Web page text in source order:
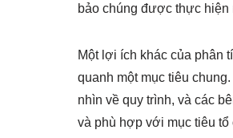
bảo chúng được thực hiện
Một lợi ích khác của phân
quanh một mục tiêu
nhìn về quy trình, và các
và phù hợp với mục tiêu tổ